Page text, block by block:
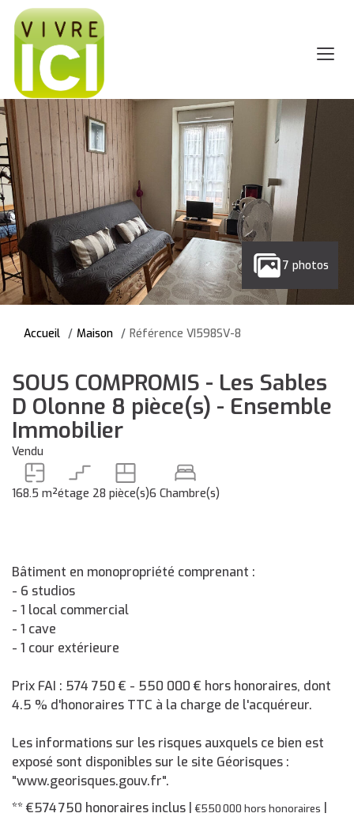
7 photos
Accueil Maison Référence VI598SV-8
SOUS COMPROMIS - Les Sables
D Olonne 8 pièce(s) - Ensemble
Immobilier
Vendu
168.5 m²étage 28 pièce(s)6 Chambre(s)
Bâtiment en monopropriété comprenant :
- 6 studios
- 1 local commercial
- 1 cave
- 1 cour extérieure
Prix FAI : 574 750 € - 550 000 € hors honoraires, dont
4.5 % d'honoraires TTC à la charge de l'acquéreur.
Les informations sur les risques auxquels ce bien est
exposé sont disponibles sur le site Géorisques :
"www.georisques.gouv.fr".
** €574 750 honoraires inclus €550 000 hors honoraires